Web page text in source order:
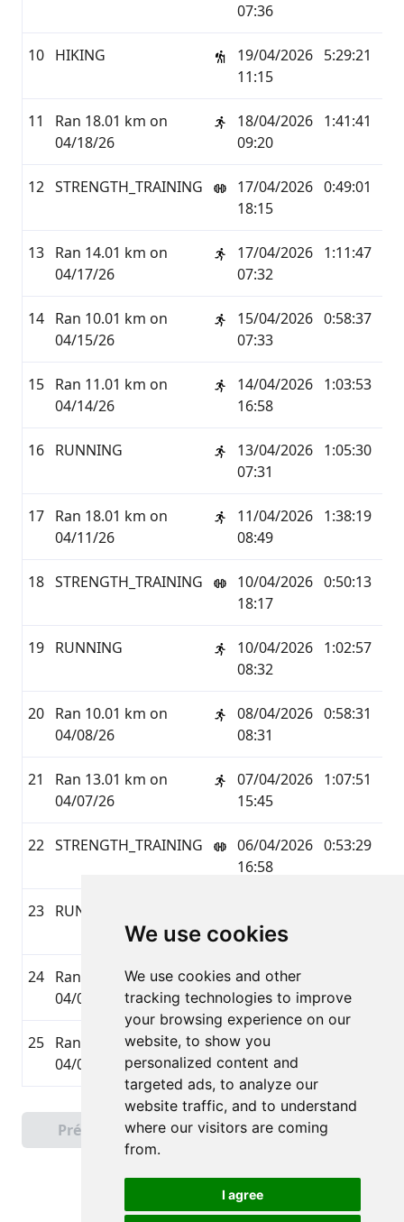
We use cookies
We use cookies and other
tracking technologies to improve
your browsing experience on our
website, to show you
personalized content and
targeted ads, to analyze our
website traffic, and to understand
where our visitors are coming
from.
I agree
07:36
10 HIKING
19/04/2026
11:15
5:29:21
11
Ran 18.01 km on
04/18/26
18/04/2026
09:20
1:41:41
12 STRENGTH_TRAINING
17/04/2026
18:15
0:49:01
13 Ran 14.01 km on
04/17/26
17/04/2026
07:32
1:11:47
14 Ran 10.01 km on
04/15/26
15/04/2026
07:33
0:58:37
15 Ran 11.01 km on
04/14/26
14/04/2026
16:58
1:03:53
16 RUNNING
13/04/2026
07:31
1:05:30
17 Ran 18.01 km on
04/11/26
11/04/2026
08:49
1:38:19
18 STRENGTH_TRAINING
10/04/2026
18:17
0:50:13
19 RUNNING
10/04/2026
08:32
1:02:57
20 Ran 10.01 km on
04/08/26
08/04/2026
08:31
0:58:31
21
Ran 13.01 km on
04/07/26
07/04/2026
15:45
1:07:51
22 STRENGTH_TRAINING
06/04/2026
16:58
0:53:29
23 RUNNING
10:08
24 Ran 18.01 km on
04/04/26
04/04/2026
10:47
25 Ran 14.01 km on
04/03/26
03/04/2026
09:51
Précédent
Page 1 sur 2
Suivant